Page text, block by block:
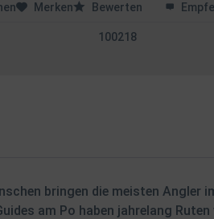
Merken Bewerten
100218
bringen die meisten Angler
am Po haben jahrelang